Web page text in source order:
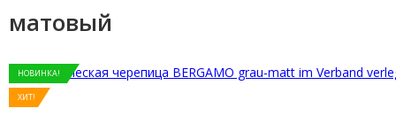
матовый
НОВИНКА!
ХИТ!